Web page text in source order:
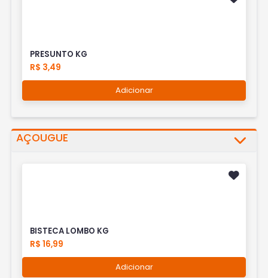
PRESUNTO KG
R$ 3,49
Adicionar
AÇOUGUE
BISTECA LOMBO KG
R$ 16,99
Adicionar